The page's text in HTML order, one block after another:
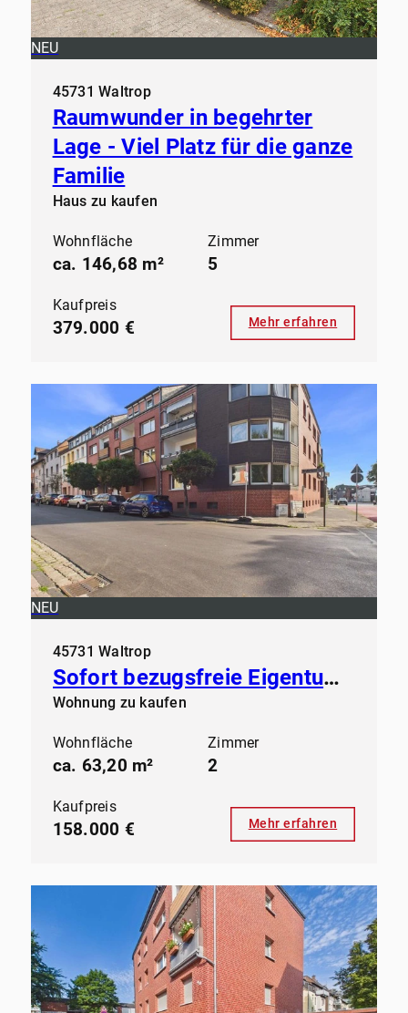
NEU
45731 Waltrop
Raumwunder in begehrter
Lage - Viel Platz für die ganze
Familie
Haus zu kaufen
Wohnfläche
ca. 146,68 m²
Zimmer
5
Kaufpreis
379.000 € Mehr erfahren
NEU
45731 Waltrop
Sofort bezugsfreie Eigentumswohnung in der Großen-Geist in Waltrop
Wohnung zu kaufen
Wohnfläche
ca. 63,20 m²
Zimmer
2
Kaufpreis
158.000 € Mehr erfahren